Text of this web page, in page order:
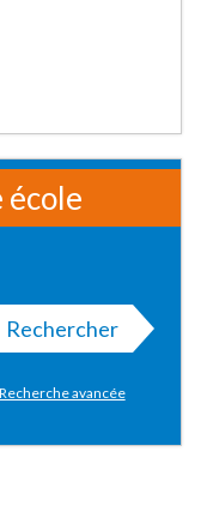
Rechercher
Recherche avancée